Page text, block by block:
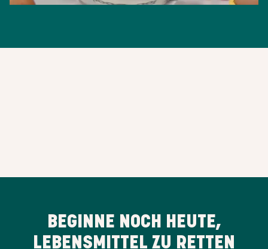
BEGINNE NOCH HEUTE,
LEBENSMITTEL ZU RETTEN